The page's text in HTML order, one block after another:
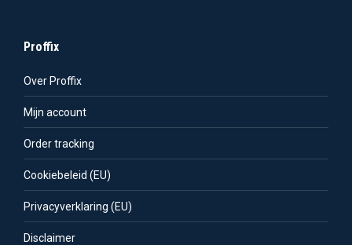
Proffix
Over Proffix
Mijn account
Order tracking
Cookiebeleid (EU)
Privacyverklaring (EU)
Disclaimer